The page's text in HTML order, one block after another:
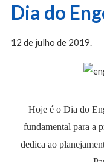
Dia do
12 de julho de 2019.
Hoje é o Dia do
fundamental para a
dedica ao